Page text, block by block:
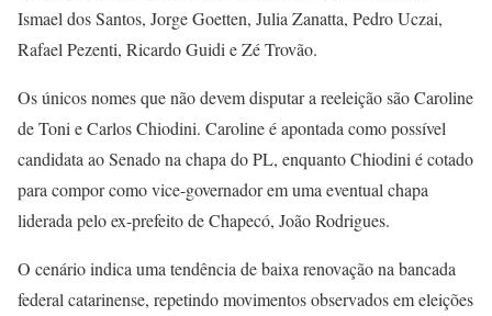
Ismael dos Santos, Jorge Goetten, Julia Zanatta, Pedro Uczai,
Rafael Pezenti, Ricardo Guidi e Zé Trovão.
Os únicos nomes que não devem disputar a reeleição são Caroline
de Toni e Carlos Chiodini. Caroline é apontada como possível
candidata ao Senado na chapa do PL, enquanto Chiodini é cotado
para compor como vice-governador em uma eventual chapa
liderada pelo ex-prefeito de Chapecó, João Rodrigues.
O cenário indica uma tendência de baixa renovação na bancada
federal catarinense, repetindo movimentos observados em eleições